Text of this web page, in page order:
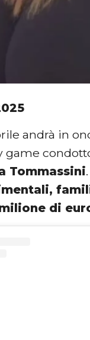
andrà in
game
Tommassini
di